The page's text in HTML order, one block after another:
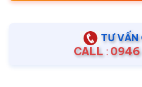
TƯ VẤN
CALL : 0946